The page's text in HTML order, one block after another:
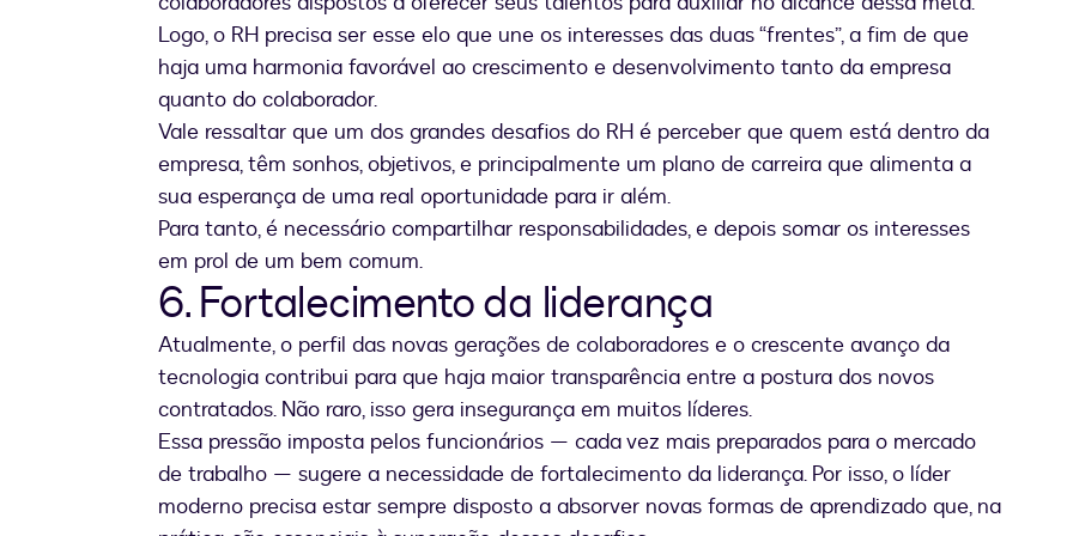
Logo, o RH precisa ser esse elo que une os interesses das duas “frentes”, a fim de que
haja uma harmonia favorável ao crescimento e desenvolvimento tanto da empresa
quanto do colaborador.
Vale ressaltar que um dos grandes desafios do RH é perceber que quem está dentro da
empresa, têm sonhos, objetivos, e principalmente um plano de carreira que alimenta a
sua esperança de uma real oportunidade para ir além.
Para tanto, é necessário compartilhar responsabilidades, e depois somar os interesses
em prol de um bem comum.
6. Fortalecimento da liderança
Atualmente, o perfil das novas gerações de colaboradores e o crescente avanço da
tecnologia contribui para que haja maior transparência entre a postura dos novos
contratados. Não raro, isso gera insegurança em muitos líderes.
Essa pressão imposta pelos funcionários — cada vez mais preparados para o mercado
de trabalho — sugere a necessidade de fortalecimento da liderança. Por isso, o líder
moderno precisa estar sempre disposto a absorver novas formas de aprendizado que, na